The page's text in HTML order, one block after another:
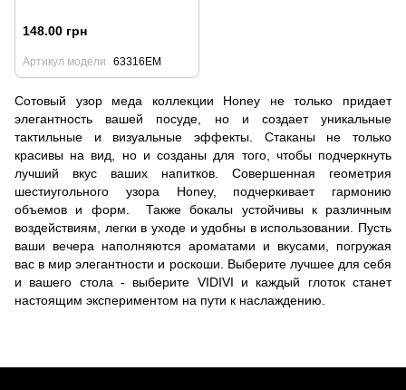
148.00 грн
Артикул модели 63316EM
Сотовый узор меда коллекции Honey не только придает
элегантность вашей посуде, но и создает уникальные
тактильные и визуальные эффекты. Стаканы не только
красивы на вид, но и созданы для того, чтобы подчеркнуть
лучший вкус ваших напитков. Совершенная геометрия
шестиугольного узора Honey, подчеркивает гармонию
объемов и форм. Также бокалы устойчивы к различным
воздействиям, легки в уходе и удобны в использовании. Пусть
ваши вечера наполняются ароматами и вкусами, погружая
вас в мир элегантности и роскоши. Выберите лучшее для себя
и вашего стола - выберите VIDIVI и каждый глоток станет
настоящим экспериментом на пути к наслаждению.